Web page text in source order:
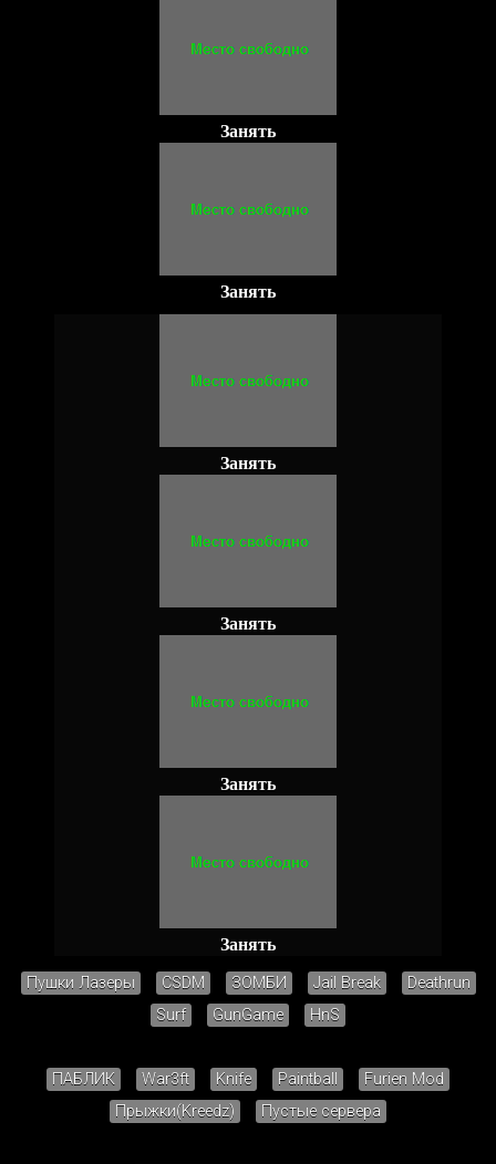
Занять
Занять
Занять
Занять
Занять
Занять
Пушки Лазеры CSDM ЗОМБИ Jail Break
Deathrun
Surf
GunGame HnS
ПАБЛИК War3ft Knife Paintball
Furien Mod
Прыжки(Kreedz)
Пустые сервера